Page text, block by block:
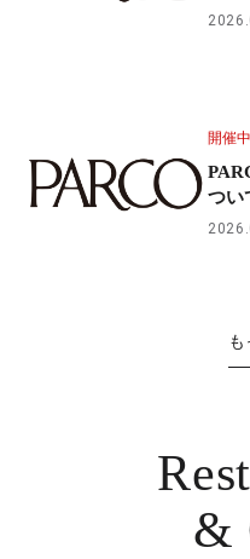
開催中
つい
も
&